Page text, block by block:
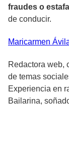
fraudes o
de conducir.
Maricarmen
Redactora web,
de temas
Experiencia en
Bailarina,